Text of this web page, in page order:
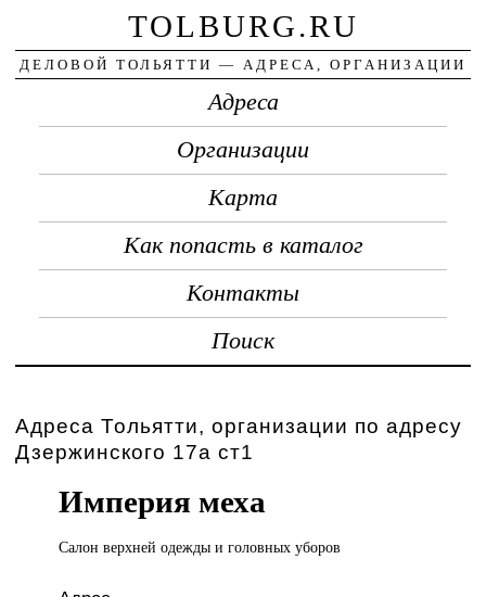
TOLBURG.RU
ДЕЛОВОЙ ТОЛЬЯТТИ — АДРЕСА, ОРГАНИЗАЦИИ
Адреса
Организации
Карта
Как попасть в каталог
Контакты
Поиск
Адреса Тольятти, организации по адресу
Дзержинского 17а ст1
Империя меха
Салон верхнейодежды и головных уборов